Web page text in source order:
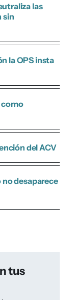
las
sin
la OPS insta
como
del ACV
no desaparece
tus